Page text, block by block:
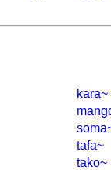
kara~
tafa~
tako~